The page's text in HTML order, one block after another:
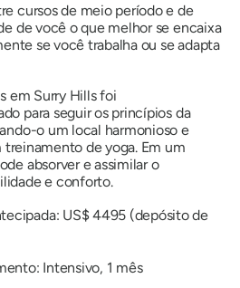
cursos de meio período e de
de você o que melhor se encaixa
se você trabalha ou se adapta
em Surry Hills foi
para seguir os princípios da
o um local harmonioso e
de yoga. Em um
absorver e assimilar o
e conforto.
US$ 4495 (depósito de
Intensivo, 1 mês